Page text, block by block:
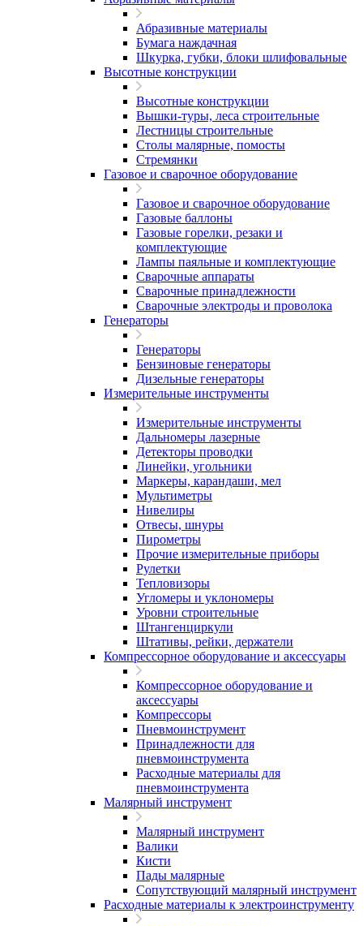
Абразивные материалы
Бумага наждачная
Шкурка, губки, блоки шлифовальные
Высотные конструкции
Высотные конструкции
Вышки-туры, леса строительные
Лестницы строительные
Столы малярные, помосты
Стремянки
Газовое и сварочное оборудование
Газовое и сварочное оборудование
Газовые баллоны
Газовые горелки, резаки и
комплектующие
Лампы паяльные и комплектующие
Сварочные аппараты
Сварочные принадлежности
Сварочные электроды и проволока
Генераторы
Генераторы
Бензиновые генераторы
Дизельные генераторы
Измерительные инструменты
Измерительные инструменты
Дальномеры лазерные
Детекторы проводки
Линейки, угольники
Маркеры, карандаши, мел
Мультиметры
Нивелиры
Отвесы, шнуры
Пирометры
Прочие измерительные приборы
Рулетки
Тепловизоры
Угломеры и уклономеры
Уровни строительные
Штангенциркули
Штативы, рейки, держатели
Компрессорное оборудование и аксессуары
Компрессорное оборудование и
аксессуары
Компрессоры
Пневмоинструмент
Принадлежности для
пневмоинструмента
Расходные материалы для
пневмоинструмента
Малярный инструмент
Малярный инструмент
Валики
Кисти
Пады малярные
Сопутствующий малярный инструмент
Расходные материалы к электроинструменту